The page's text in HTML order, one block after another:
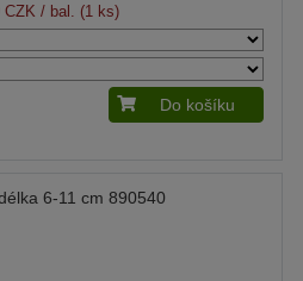
CZK / bal. (1 ks)
Do košíku
6-11 cm 890540